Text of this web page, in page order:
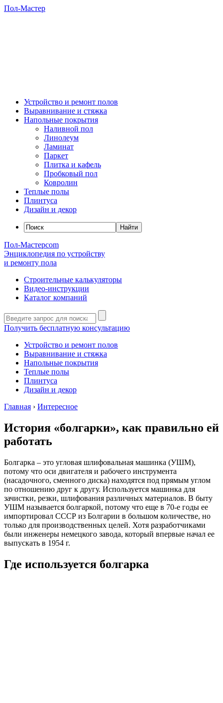
Пол-Мастер
Устройство и ремонт полов
Выравнивание и стяжка
Напольные покрытия
Наливной пол
Линолеум
Ламинат
Паркет
Плитка и кафель
Пробковый пол
Ковролин
Теплые полы
Плинтуса
Дизайн и декор
Пол-Мастерcom
Энциклопедия по устройству
и ремонту пола
Строительные калькуляторы
Видео-инструкции
Каталог компаний
Получить бесплатную консультацию
Устройство и ремонт полов
Выравнивание и стяжка
Напольные покрытия
Теплые полы
Плинтуса
Дизайн и декор
Главная › Интересное
История «болгарки», как правильно ей
работать
Болгарка – это угловая шлифовальная машинка (УШМ),
потому что оси двигателя и рабочего инструмента
(насадочного, сменного диска) находятся под прямым углом
по отношению друг к другу. Используется машинка для
зачистки, резки, шлифования различных материалов. В быту
УШМ называется болгаркой, потому что еще в 70-е годы ее
импортировал СССР из Болгарии в большом количестве, но
только для производственных целей. Хотя разработчиками
были инженеры немецкого завода, который впервые начал ее
выпускать в 1954 г.
Где используется болгарка